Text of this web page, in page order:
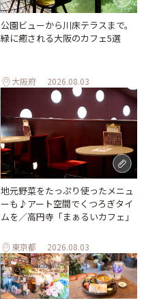
公園ビューから川床テラスまで。
緑に癒される大阪のカフェ5選
大阪府 2026.08.03
地元野菜をたっぷり使ったメニュ
ーも♪アート空間でくつろぎタイ
ムを／高円寺「まぁるいカフェ」
東京都 2026.08.03